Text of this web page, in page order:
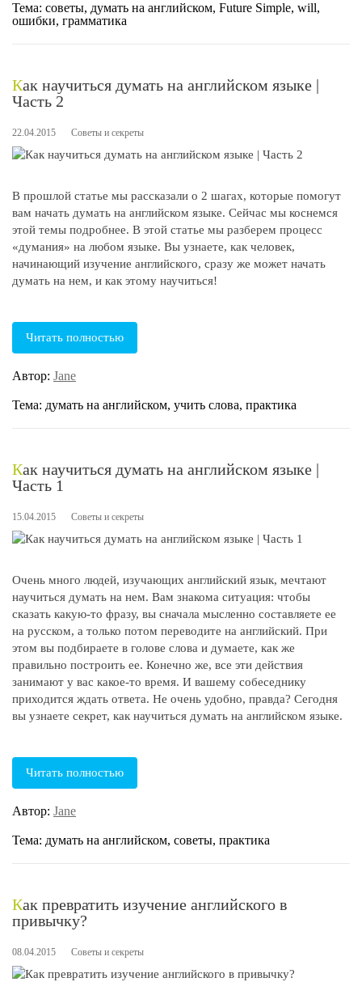
Тема: советы, думать на английском, Future Simple, will,
ошибки, грамматика
Как научиться думать на английском языке |
Часть 2
22.04.2015 Советы и секреты
В прошлой статье мы рассказали о 2 шагах, которые помогут
вам начать думать на английском языке. Сейчас мы коснемся
этой темы подробнее. В этой статье мы разберем процесс
«думания» на любом языке. Вы узнаете, как человек,
начинающий изучение английского, сразу же может начать
думать на нем, и как этому научиться!
Читать полностью
Автор: Jane
Тема: думать на английском, учить слова, практика
Как научиться думать на английском языке |
Часть 1
15.04.2015 Советы и секреты
Очень много людей, изучающих английский язык, мечтают
научиться думать на нем. Вам знакома ситуация: чтобы
сказать какую-то фразу, вы сначала мысленно составляете ее
на русском, а только потом переводите на английский. При
этом вы подбираете в голове слова и думаете, как же
правильно построить ее. Конечно же, все эти действия
занимают у вас какое-то время. И вашему собеседнику
приходится ждать ответа. Не очень удобно, правда? Сегодня
вы узнаете секрет, как научиться думать на английском языке.
Читать полностью
Автор: Jane
Тема: думать на английском, советы, практика
Как превратить изучение английского в
привычку?
08.04.2015 Советы и секреты